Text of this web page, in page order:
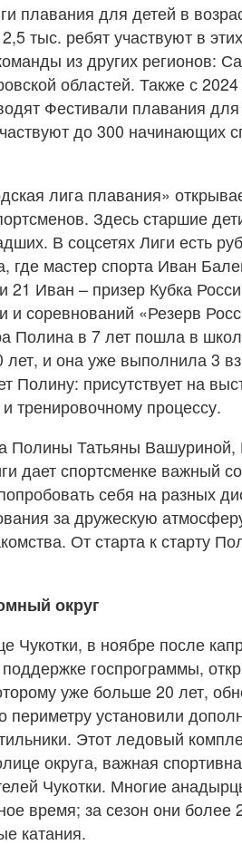
плавания для детей в
тыс. ребят участвуют в
из других регионов:
областей. Также с
Фестивали плавания для
до 300 начинающих
лига плавания»
Здесь старшие
В соцсетях Лиги есть
где мастер спорта Иван
21 Иван – призер Кубка
и соревнований «Резерв
Полина в 7 лет пошла в
лет, и она уже выполнила 3
Полину: присутствует на
тренировочному процессу.
Полины Татьяны Вашуриной,
дает спортсменке важный
себя на разных
за дружескую
От старта к старту
округ
Чукотки, в ноябре после
госпрограммы,
уже больше 20 лет,
периметру установили
Этот ледовый
округа, важная
Чукотки. Многие
время; за сезон они более
катания.